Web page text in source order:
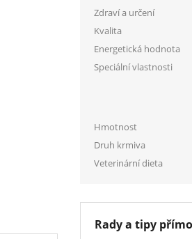
Zdraví a určení
Kvalita
Energetická hodnota
Speciální vlastnosti
Hmotnost
Druh krmiva
Veterinární dieta
Rady a tipy